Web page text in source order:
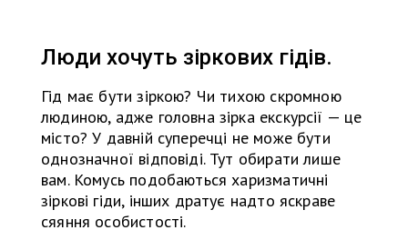
Люди хочуть зіркових гідів.
Гід має бути зіркою? Чи тихою скромною
людиною, адже головна зірка екскурсії — це
місто? У давній суперечці не може бути
однозначної відповіді. Тут обирати лише
вам. Комусь подобаються харизматичні
зіркові гіди, інших дратує надто яскраве
сяяння особистості.